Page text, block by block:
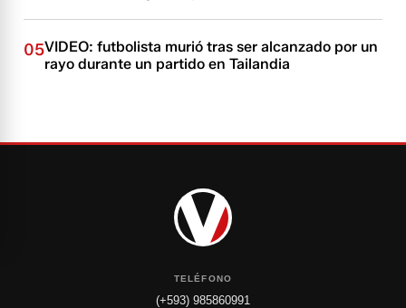
05VIDEO: futbolista murió tras ser alcanzado por un
rayo durante un partido en Tailandia
TELÉFONO
(+593) 985860991